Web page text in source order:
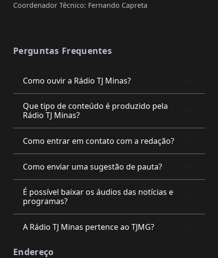
Coordenador Técnico: Fernando Capreta
Perguntas Frequentes
Como ouvir a Rádio TJ Minas?
Que tipo de conteúdo é produzido pela
Rádio TJ Minas?
Como entrar em contato com a redação?
Como enviar uma sugestão de pauta?
É possível baixar os áudios das notícias e
programas?
A Rádio TJ Minas pertence ao TJMG?
Endereço